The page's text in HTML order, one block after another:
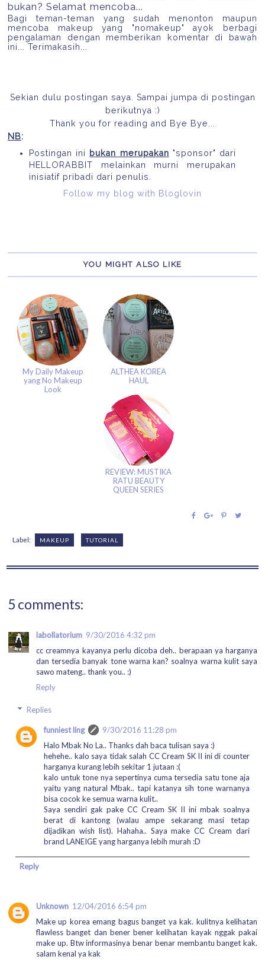
bukan? Selamat mencoba...
Bagi teman-teman yang sudah menonton maupun
mencoba makeup yang "nomakeup" ayok berbagi
pengalaman dengan memberikan komentar di bawah
ini... Terimakasih...
Sekian dulu postingan saya. Sampai jumpa di postingan
berikutnya :)
Thank you for reading and Bye Bye...
NB:
Postingan ini
bukan merupakan "sponsor" dari
HELLORABBIT melainkan murni merupakan
inisiatif pribadi dari penulis.
Follow my blog with Bloglovin
YOU MIGHT ALSO LIKE
My Daily Makeup
yang No Makeup
Look
ALTHEA KOREA
HAUL
REVIEW: MUSTIKA
RATU BEAUTY
QUEEN SERIES
Label: MAKEUP TUTORIAL
5 comments:
labollatorium 9/30/2016 4:32 pm
cc creamnya kayanya perlu dicoba deh.. berapaan ya harganya
dan tersedia banyak tone warna kan? soalnya warna kulit saya
sawo mateng.. thank you.. :)
Reply
Replies
funniest ling
9/30/2016 11:28 pm
Halo Mbak No La.. Thanks dah baca tulisan saya :)
hehehe.. kalo saya tidak salah CC Cream SK II ini di counter
harganya kurang lebih sekitar 1 jutaan :(
kalo untuk tone nya sepertinya cuma tersedia satu tone aja
yaitu yang natural Mbak.. tapi katanya sih tone warnanya
bisa cocok ke semua warna kulit..
Saya sendiri gak pake CC Cream SK II ini mbak soalnya
berat di kantong (walau ampe sekarang masi tetap
dijadikan wish list). Hahaha.. Saya make CC Cream dari
brand LANEIGE yang harganya lebih murah :D
Reply
Unknown 12/04/2016 6:54 pm
Make up korea emang bagus banget ya kak. kulitnya kelihatan
flawless banget dan bener bener kelihatan kayak nggak pakai
make up. Btw informasinya benar benar membantu banget kak.
salam kenal ya kak